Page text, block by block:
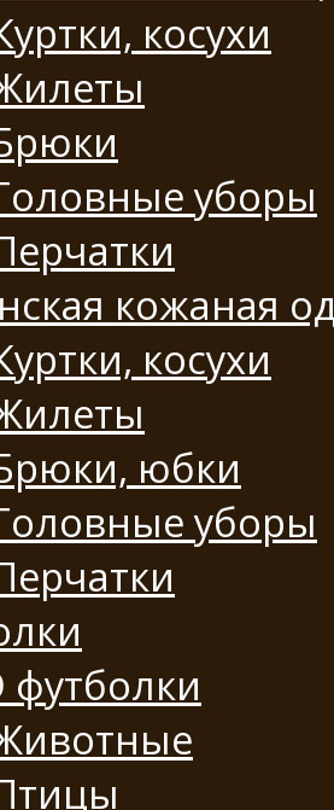
косухи
уборы
кожаная
косухи
юбки
уборы
футболки